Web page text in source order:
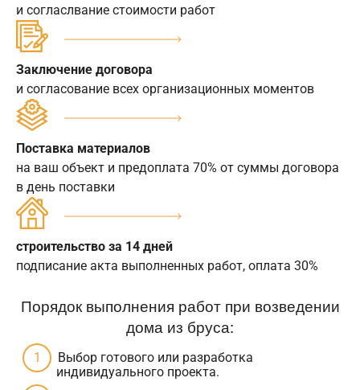
и согласлвание стоимости работ
Заключение договора
и согласование всех организационных моментов
Поставка материалов
на ваш объект и предоплата 70% от суммы договора
в день поставки
строительство за 14 дней
подписание акта выполненных работ, оплата 30%
Порядок выполнения работ при возведении
дома из бруса:
Выбор готового или разработка
индивидуального проекта.